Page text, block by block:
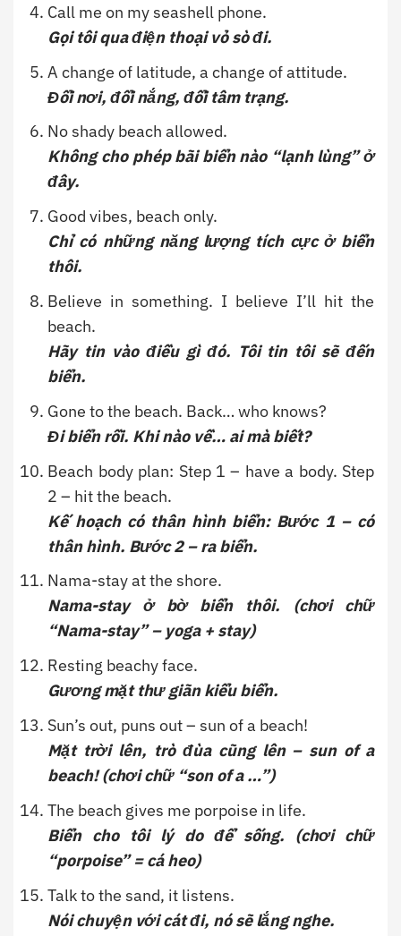
Call me on my seashell phone.
Gọi tôi qua điện thoại vỏ sò đi.
A change of latitude, a change of attitude.
Đổi nơi, đổi nắng, đổi tâm trạng.
No shady beach allowed.
Không cho phép bãi biển nào “lạnh lùng” ở
đây.
Good vibes, beach only.
Chỉ có những năng lượng tích cực ở biển
thôi.
Believe in something. I believe I’ll hit the
beach.
Hãy tin vào điều gì đó. Tôi tin tôi sẽ đến
biển.
Gone to the beach. Back… who knows?
Đi biển rồi. Khi nào về… ai mà biết?
Beach body plan: Step 1 – have a body. Step
2 – hit the beach.
Kế hoạch có thân hình biển: Bước 1 – có
thân hình. Bước 2 – ra biển.
Nama-stay at the shore.
Nama-stay ở bờ biển thôi. (chơi chữ
“Nama-stay” – yoga + stay)
Resting beachy face.
Gương mặt thư giãn kiểu biển.
Sun’s out, puns out – sun of a beach!
Mặt trời lên, trò đùa cũng lên – sun of a
beach! (chơi chữ “son of a …”)
The beach gives me porpoise in life.
Biển cho tôi lý do để sống. (chơi chữ
“porpoise” = cá heo)
Talk to the sand, it listens.
Nói chuyện với cát đi, nó sẽ lắng nghe.